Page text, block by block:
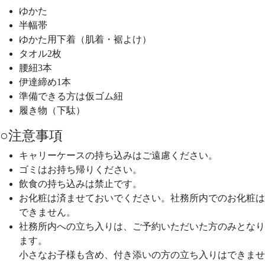
ゆかた
半幅帯
ゆかた用下着（肌着・裾よけ）
タオル2枚
腰紐3本
伊達締め1本
準備できる方は仮ゴム紐
履き物（下駄）
○注意事項
キャリーケースの持ち込みはご遠慮ください。
ゴミはお持ち帰りください。
飲食の持ち込みは禁止です。
お化粧は済ませておいでください。社務所内でのお化粧は
できません。
社務所内への立ち入りは、ご予約いただいた方のみとなり
ます。
小さなお子様も含め、付き添いの方の立ち入りはできませ